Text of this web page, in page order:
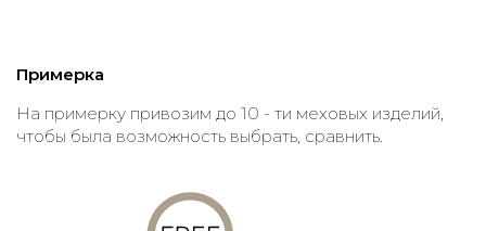
Примерка
На примерку привозим до 10 - ти меховых изделий,
чтобы была возможность выбрать, сравнить.